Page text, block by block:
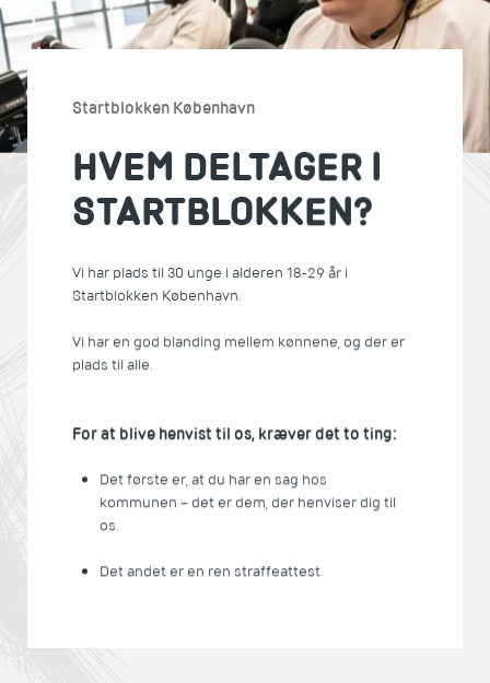
Startblokken København
HVEM DELTAGER I
STARTBLOKKEN?
Vi har plads til 30 unge i alderen 18-29 år i
Startblokken København.
Vi har en god blanding mellem kønnene, og der er
plads til alle.
For at blive henvist til os, kræver det to ting:
Det første er, at du har en sag hos
kommunen – det er dem, der henviser dig til
os.
Det andet er en ren straffeattest.